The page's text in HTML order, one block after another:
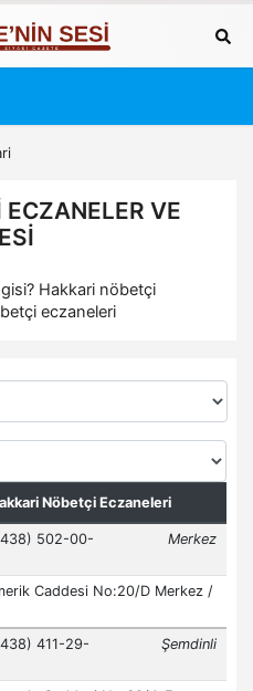
VE
Hakkari nöbetçi
eczaneleri